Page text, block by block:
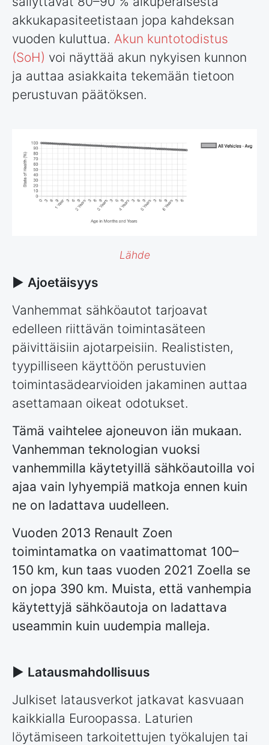
akkukapasiteetistaan jopa kahdeksan
vuoden kuluttua. Akun kuntotodistus
(SoH) voi näyttää akun nykyisen kunnon
ja auttaa asiakkaita tekemään tietoon
perustuvan päätöksen.
Lähde
► Ajoetäisyys
Vanhemmat sähköautot tarjoavat
edelleen riittävän toimintasäteen
päivittäisiin ajotarpeisiin. Realististen,
tyypilliseen käyttöön perustuvien
toimintasädearvioiden jakaminen auttaa
asettamaan oikeat odotukset.
Tämä vaihtelee ajoneuvon iän mukaan.
Vanhemman teknologian vuoksi
vanhemmilla käytetyillä sähköautoilla voi
ajaa vain lyhyempiä matkoja ennen kuin
ne on ladattava uudelleen.
Vuoden 2013 Renault Zoen
toimintamatka on vaatimattomat 100–
150 km, kun taas vuoden 2021 Zoella se
on jopa 390 km. Muista, että vanhempia
käytettyjä sähköautoja on ladattava
useammin kuin uudempia malleja.
► Latausmahdollisuus
Julkiset latausverkot jatkavat kasvuaan
kaikkialla Euroopassa. Laturien
löytämiseen tarkoitettujen työkalujen tai